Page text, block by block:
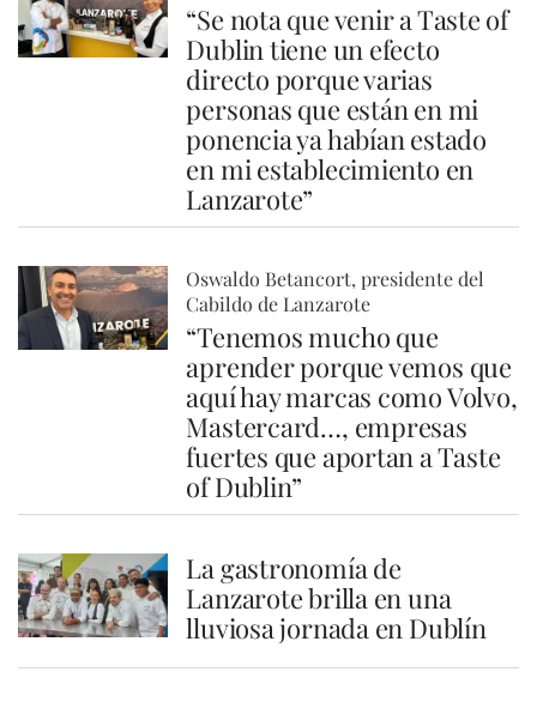
“Se nota que venir a Taste of
Dublin tiene un efecto
directo porque varias
personas que están en mi
ponencia ya habían estado
en mi establecimiento en
Lanzarote”
Oswaldo Betancort, presidente del
Cabildo de Lanzarote
“Tenemos mucho que
aprender porque vemos que
aquí hay marcas como Volvo,
Mastercard…, empresas
fuertes que aportan a Taste
of Dublin”
La gastronomía de
Lanzarote brilla en una
lluviosa jornada en Dublín